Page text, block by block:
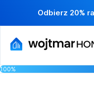
Odbierz 20%
100%